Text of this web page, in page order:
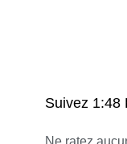
Suivez 1:48
Ne ratez